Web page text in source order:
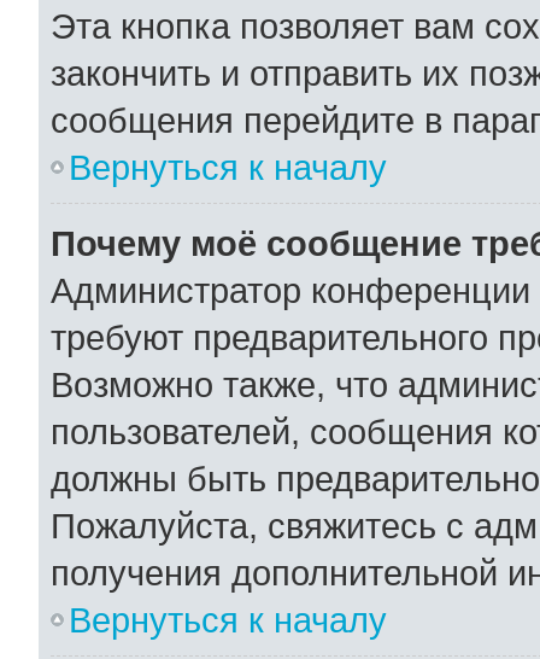
Эта кнопка позволяет вам
закончить и отправить их
сообщения перейдите в
Вернуться к началу
Почему моё сообщение
Администратор
требуют предварительного
Возможно также, что
пользователей, сообщения
должны быть
Пожалуйста, свяжитесь с
получения дополнительной
Вернуться к началу